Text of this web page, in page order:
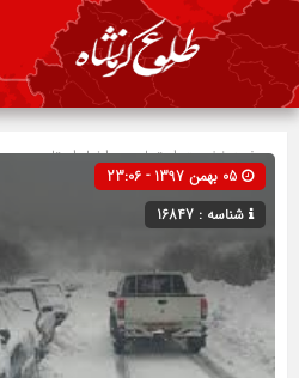
صفحه نخستاجتماعی»اخبار استان
شناسه : 16847